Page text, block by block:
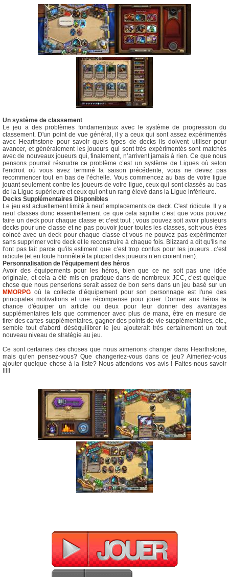
Un système de classement
Le jeu a des problèmes fondamentaux avec le système de progression du
classement. D'un point de vue général, il y a ceux qui sont assez expérimentés
avec Hearthstone pour savoir quels types de decks ils doivent utiliser pour
avancer, et généralement les joueurs qui sont très expérimentés sont matchés
avec de nouveaux joueurs qui, finalement, n’arrivent jamais à rien. Ce que nous
pensons pourrait résoudre ce problème c’est un système de Ligues où selon
l'endroit où vous avez terminé la saison précédente, vous ne devez pas
recommencer tout en bas de l’échelle. Vous commencez au bas de votre ligue
jouant seulement contre les joueurs de votre ligue, ceux qui sont classés au bas
de la Ligue supérieure et ceux qui ont un rang élevé dans la Ligue inférieure.
Decks Supplémentaires Disponibles
Le jeu est actuellement limité à neuf emplacements de deck. C'est ridicule. Il y a
neuf classes donc essentiellement ce que cela signifie c’est que vous pouvez
faire un deck pour chaque classe et c’est tout ; vous pouvez soit avoir plusieurs
decks pour une classe et ne pas pouvoir jouer toutes les classes, soit vous êtes
coincé avec un deck pour chaque classe et vous ne pouvez pas expérimenter
sans supprimer votre deck et le reconstruire à chaque fois. Blizzard a dit qu'ils ne
l'ont pas fait parce qu'ils estiment que c’est trop confus pour les joueurs...c’est
ridicule (et en toute honnêteté la plupart des joueurs n’en croient rien).
Personnalisation de l’équipement des héros
Avoir des équipements pour les héros, bien que ce ne soit pas une idée
originale, et cela a été mis en pratique dans de nombreux JCC, c’est quelque
chose que nous penserions serait assez de bon sens dans un jeu basé sur un
MMORPG où la collecte d’équipement pour son personnage est l'une des
principales motivations et une récompense pour jouer. Donner aux héros la
chance d'équiper un article ou deux pour leur donner des avantages
supplémentaires tels que commencer avec plus de mana, être en mesure de
tirer des cartes supplémentaires, gagner des points de vie supplémentaires, etc.,
semble tout d'abord déséquilibrer le jeu ajouterait très certainement un tout
nouveau niveau de stratégie au jeu.
Ce sont certaines des choses que nous aimerions changer dans Hearthstone,
mais qu’en pensez-vous? Que changeriez-vous dans ce jeu? Aimeriez-vous
ajouter quelque chose à la liste? Nous attendons vos avis ! Faites-nous savoir
!!!!!